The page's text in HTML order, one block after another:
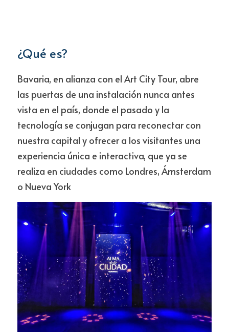
¿Qué es?
Bavaria, en alianza con el Art City Tour, abre
las puertas de una instalación nunca antes
vista en el país, donde el pasado y la
tecnología se conjugan para reconectar con
nuestra capital y ofrecer a los visitantes una
experiencia única e interactiva, que ya se
realiza en ciudades como Londres, Ámsterdam
o Nueva York